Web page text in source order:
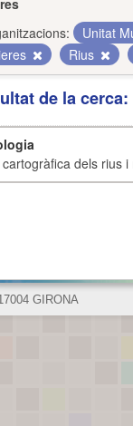
Unitat
Rius
de la
cartogràfica dels rius
GIRONA